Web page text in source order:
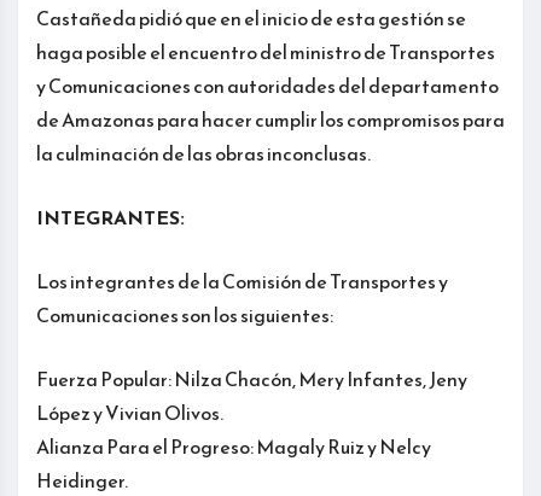
Castañeda pidió que en el inicio de esta gestión se
haga posible el encuentro del ministro de Transportes
y Comunicaciones con autoridades del departamento
de Amazonas para hacer cumplir los compromisos para
la culminación de las obras inconclusas.
INTEGRANTES:
Los integrantes de la Comisión de Transportes y
Comunicaciones son los siguientes:
Fuerza Popular: Nilza Chacón, Mery Infantes, Jeny
López y Vivian Olivos.
Alianza Para el Progreso: Magaly Ruiz y Nelcy
Heidinger.